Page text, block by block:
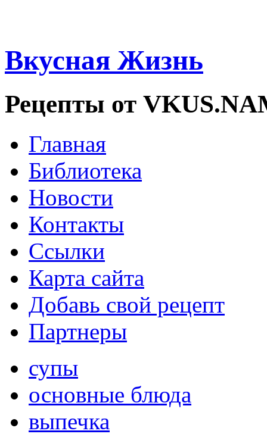
Вкусная Жизнь
Рецепты от
Главная
Библиотека
Новости
Контакты
Ссылки
Карта сайта
Добавь свой рецепт
Партнеры
супы
основные блюда
выпечка